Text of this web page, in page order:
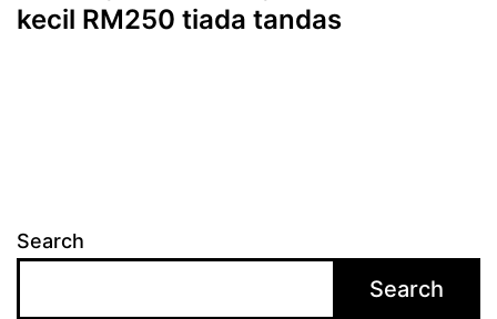
kecil RM250 tiada tandas
Search
Search